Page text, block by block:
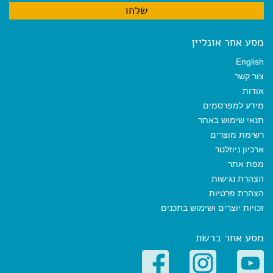
מסע אחר אונליין
English
צור קשר
אודות
מידע למפרסמים
תנאי שימוש באתר
רשימת מוצרים
ארכיון ניוזלטר
מפת אתר
הצהרת נגישות
הצהרת פרטיות
זכויות יוצרים ושימוש בתכנים
מסע אחר ברשת